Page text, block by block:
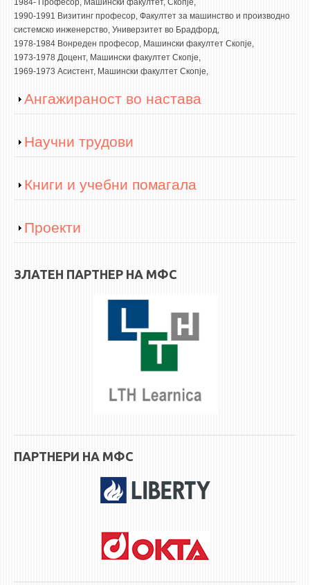
I ЦИКЛУС - ДОДИПЛОМСКИ
II ЦИКЛУС - ПОСЛЕДИПЛОМСКИ
III ЦИКЛУС - ДОКТОРСКИ
ЕКВИВАЛЕНЦИИ ОД СТАРИ СТУДИСКИ ПРОГРАМИ
СТУДЕНТСКА СЛУЖБА
ДА ВИНЧИ МАГАЗИН
СТИПЕНДИИ/ПРАКСИ
1984- Професор, Машински факултет, Скопје,
1990-1991 Визитинг професор, Факултет за машинство и производно
системско инженерство, Универзитет во Брадфорд,
1978-1984 Вонреден професор, Машински факултет Скопје,
1973-1978 Доцент, Машински факултет Скопје,
1969-1973 Асистент, Машински факултет Скопје,
Show
Ангажираност во настава
Show
Научни трудови
Show
Книги и учебни помагала
Show
Проекти
ЗЛАТЕН ПАРТНЕР НА МФС
ПАРТНЕРИ НА МФС